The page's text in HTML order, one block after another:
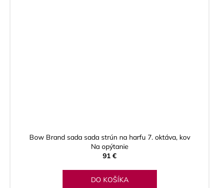
Bow Brand sada sada strún na harfu 7. oktáva, kov
Na opýtanie
91 €
DO KOŠÍKA